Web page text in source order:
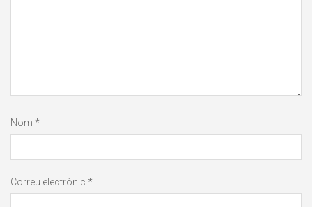
Nom *
Correu electrònic *